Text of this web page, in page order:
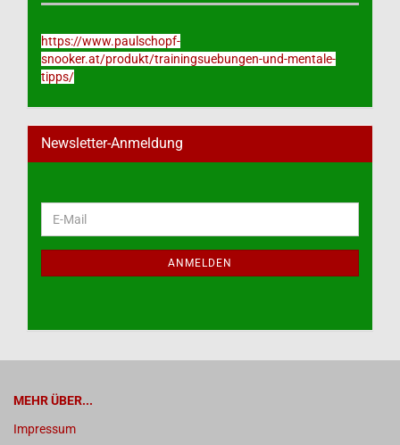
https://www.paulschopf-
snooker.at/produkt/trainingsuebungen-und-mentale-
tipps/
Newsletter-Anmeldung
ZUR
E-
Mail
ANMELDEN
MEHR ÜBER...
Impressum